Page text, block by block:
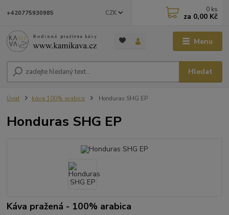
Menu
CZK
Hledat
+420775930985 0 ks
za 0,00 Kč
Úvod káva 100% arabica Honduras SHG EP
Honduras SHG EP
Káva pražená - 100% arabica